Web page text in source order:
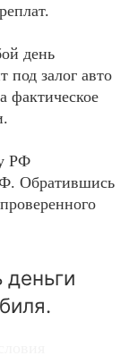
день
под залог авто
фактическое
РФ
Обратившись